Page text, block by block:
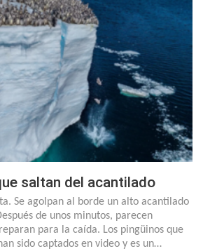
saltan del acantilado
Se agolpan al borde un alto acantilado
de unos minutos, parecen
para la caída. Los pingüinos que
sido captados en video y es un…